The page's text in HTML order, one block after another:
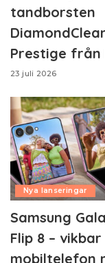
tandborsten
Prestige från
23 juli 2026
Nya lanseringar
Samsung
Flip 8 – vikbar
mobiltelefon